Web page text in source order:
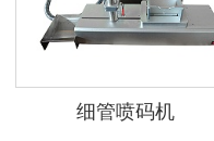
细管喷码机